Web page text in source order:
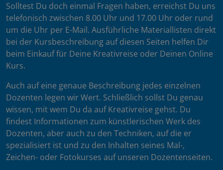
Solltest Du doch einmal Fragen haben, erreichst Du uns
telefonisch zwischen 8.00 Uhr und 17.00 Uhr oder rund
um die Uhr per E-Mail. Ausführliche Materiallisten direkt
bei der Kursbeschreibung auf diesen Seiten helfen Dir
beim Einkauf für Deine Kreativreise oder Deinen Online
Kurs.
Auch auf eine genaue Beschreibung jedes einzelnen
Dozenten legen wir Wert. Schließlich sollst Du genau
wissen, mit wem Du da auf Kreativreise gehst. Du
findest Informationen zum künstlerischen Werk des
Dozenten, aber auch zu den Techniken, auf die er
spezialisiert ist und zu den Inhalten seines Mal-,
Zeichen- oder Fotokurses auf unseren Dozentenseiten.